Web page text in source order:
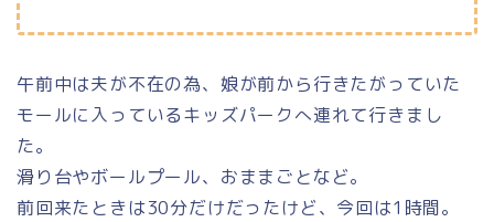
午前中は夫が不在の為、娘が前から行きたがっていた
モールに入っているキッズパークへ連れて行きまし
た。
滑り台やボールプール、おままごとなど。
前回来たときは30分だけだったけど、今回は1時間。